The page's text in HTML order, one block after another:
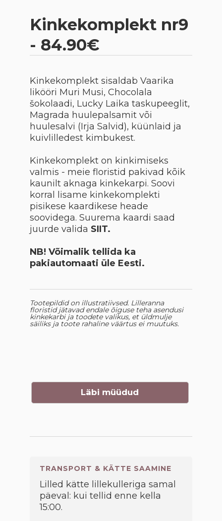
Kinkekomplekt nr9
- 84.90€
Kinkekomplekt sisaldab Vaarika
likööri Muri Musi, Chocolala
šokolaadi, Lucky Laika taskupeeglit,
Magrada huulepalsamit või
huulesalvi (Irja Salvid), küünlaid ja
kuivlilledest kimbukest.
Kinkekomplekt on kinkimiseks
valmis - meie floristid pakivad kõik
kaunilt aknaga kinkekarpi. Soovi
korral lisame kinkekomplekti
pisikese kaardikese heade
soovidega. Suurema kaardi saad
juurde valida SIIT.
NB! Võimalik tellida ka
pakiautomaati üle Eesti.
Tootepildid on illustratiivsed. Lilleranna
floristid jätavad endale õiguse teha asendusi
kinkekarbi ja toodete valikus, et üldmulje
säiliks ja toote rahaline väärtus ei muutuks.
Läbi müüdud
TRANSPORT & KÄTTE SAAMINE
Lilled kätte lillekulleriga samal
päeval: kui tellid enne kella
15:00.